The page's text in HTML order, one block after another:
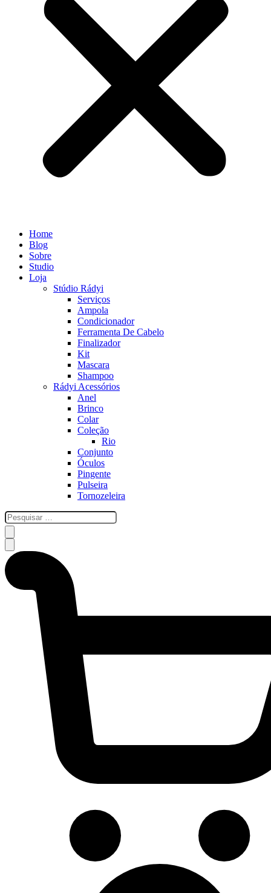
Home
Blog
Sobre
Studio
Loja
Stúdio Rádyi
Serviços
Ampola
Condicionador
Ferramenta De Cabelo
Finalizador
Kit
Mascara
Shampoo
Rádyi Acessórios
Anel
Brinco
Colar
Coleção
Rio
Conjunto
Óculos
Pingente
Pulseira
Tornozeleira
…